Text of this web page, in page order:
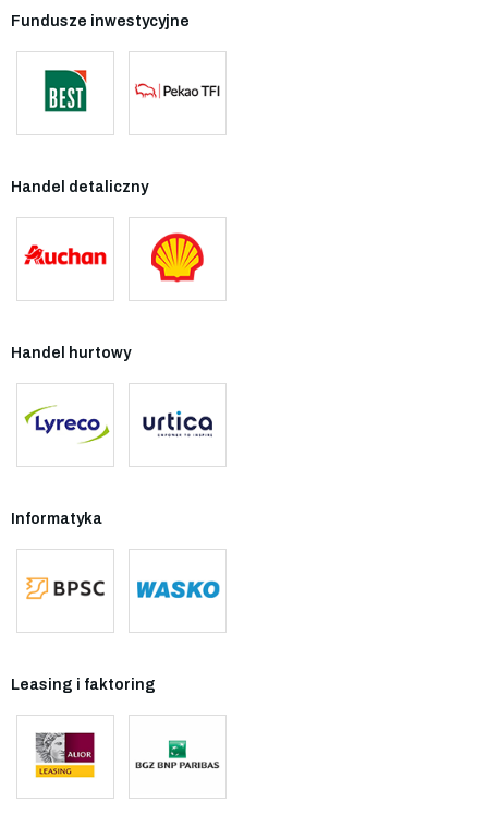
Fundusze inwestycyjne
Handel detaliczny
Handel hurtowy
Informatyka
Leasing i faktoring